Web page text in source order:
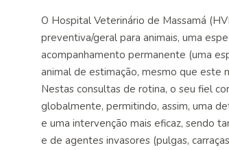
O Hospital Veterinário de Massamá
preventiva/geral para animais, uma
acompanhamento permanente (uma
animal de estimação, mesmo que este
Nestas consultas de rotina, o seu fiel
globalmente, permitindo, assim, uma
e uma intervenção mais eficaz, sendo
e de agentes invasores (pulgas,